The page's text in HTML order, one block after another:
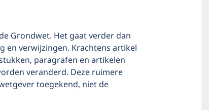
Grondwet. Het gaat verder dan
en verwijzingen. Krachtens artikel
paragrafen en artikelen
veranderd. Deze ruimere
toegekend, niet de